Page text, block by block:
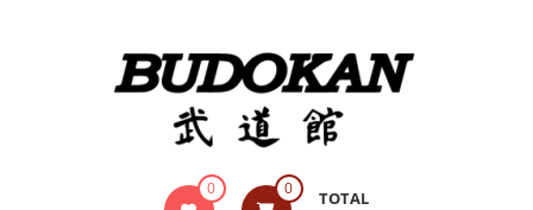
Indumentaria
0 0 TOTAL